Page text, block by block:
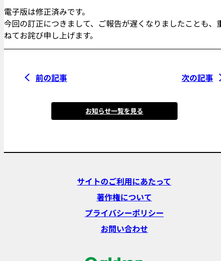
電子版は修正済みです。
今回の訂正につきまして、ご報告が遅くなりましたことも、
ねてお詫び申し上げます。
前の記事 次の記事
お知らせ一覧を見る
サイトのご利用にあたって
著作権について
プライバシーポリシー
お問い合わせ